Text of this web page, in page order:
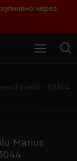
через
синій - 03164
Marius